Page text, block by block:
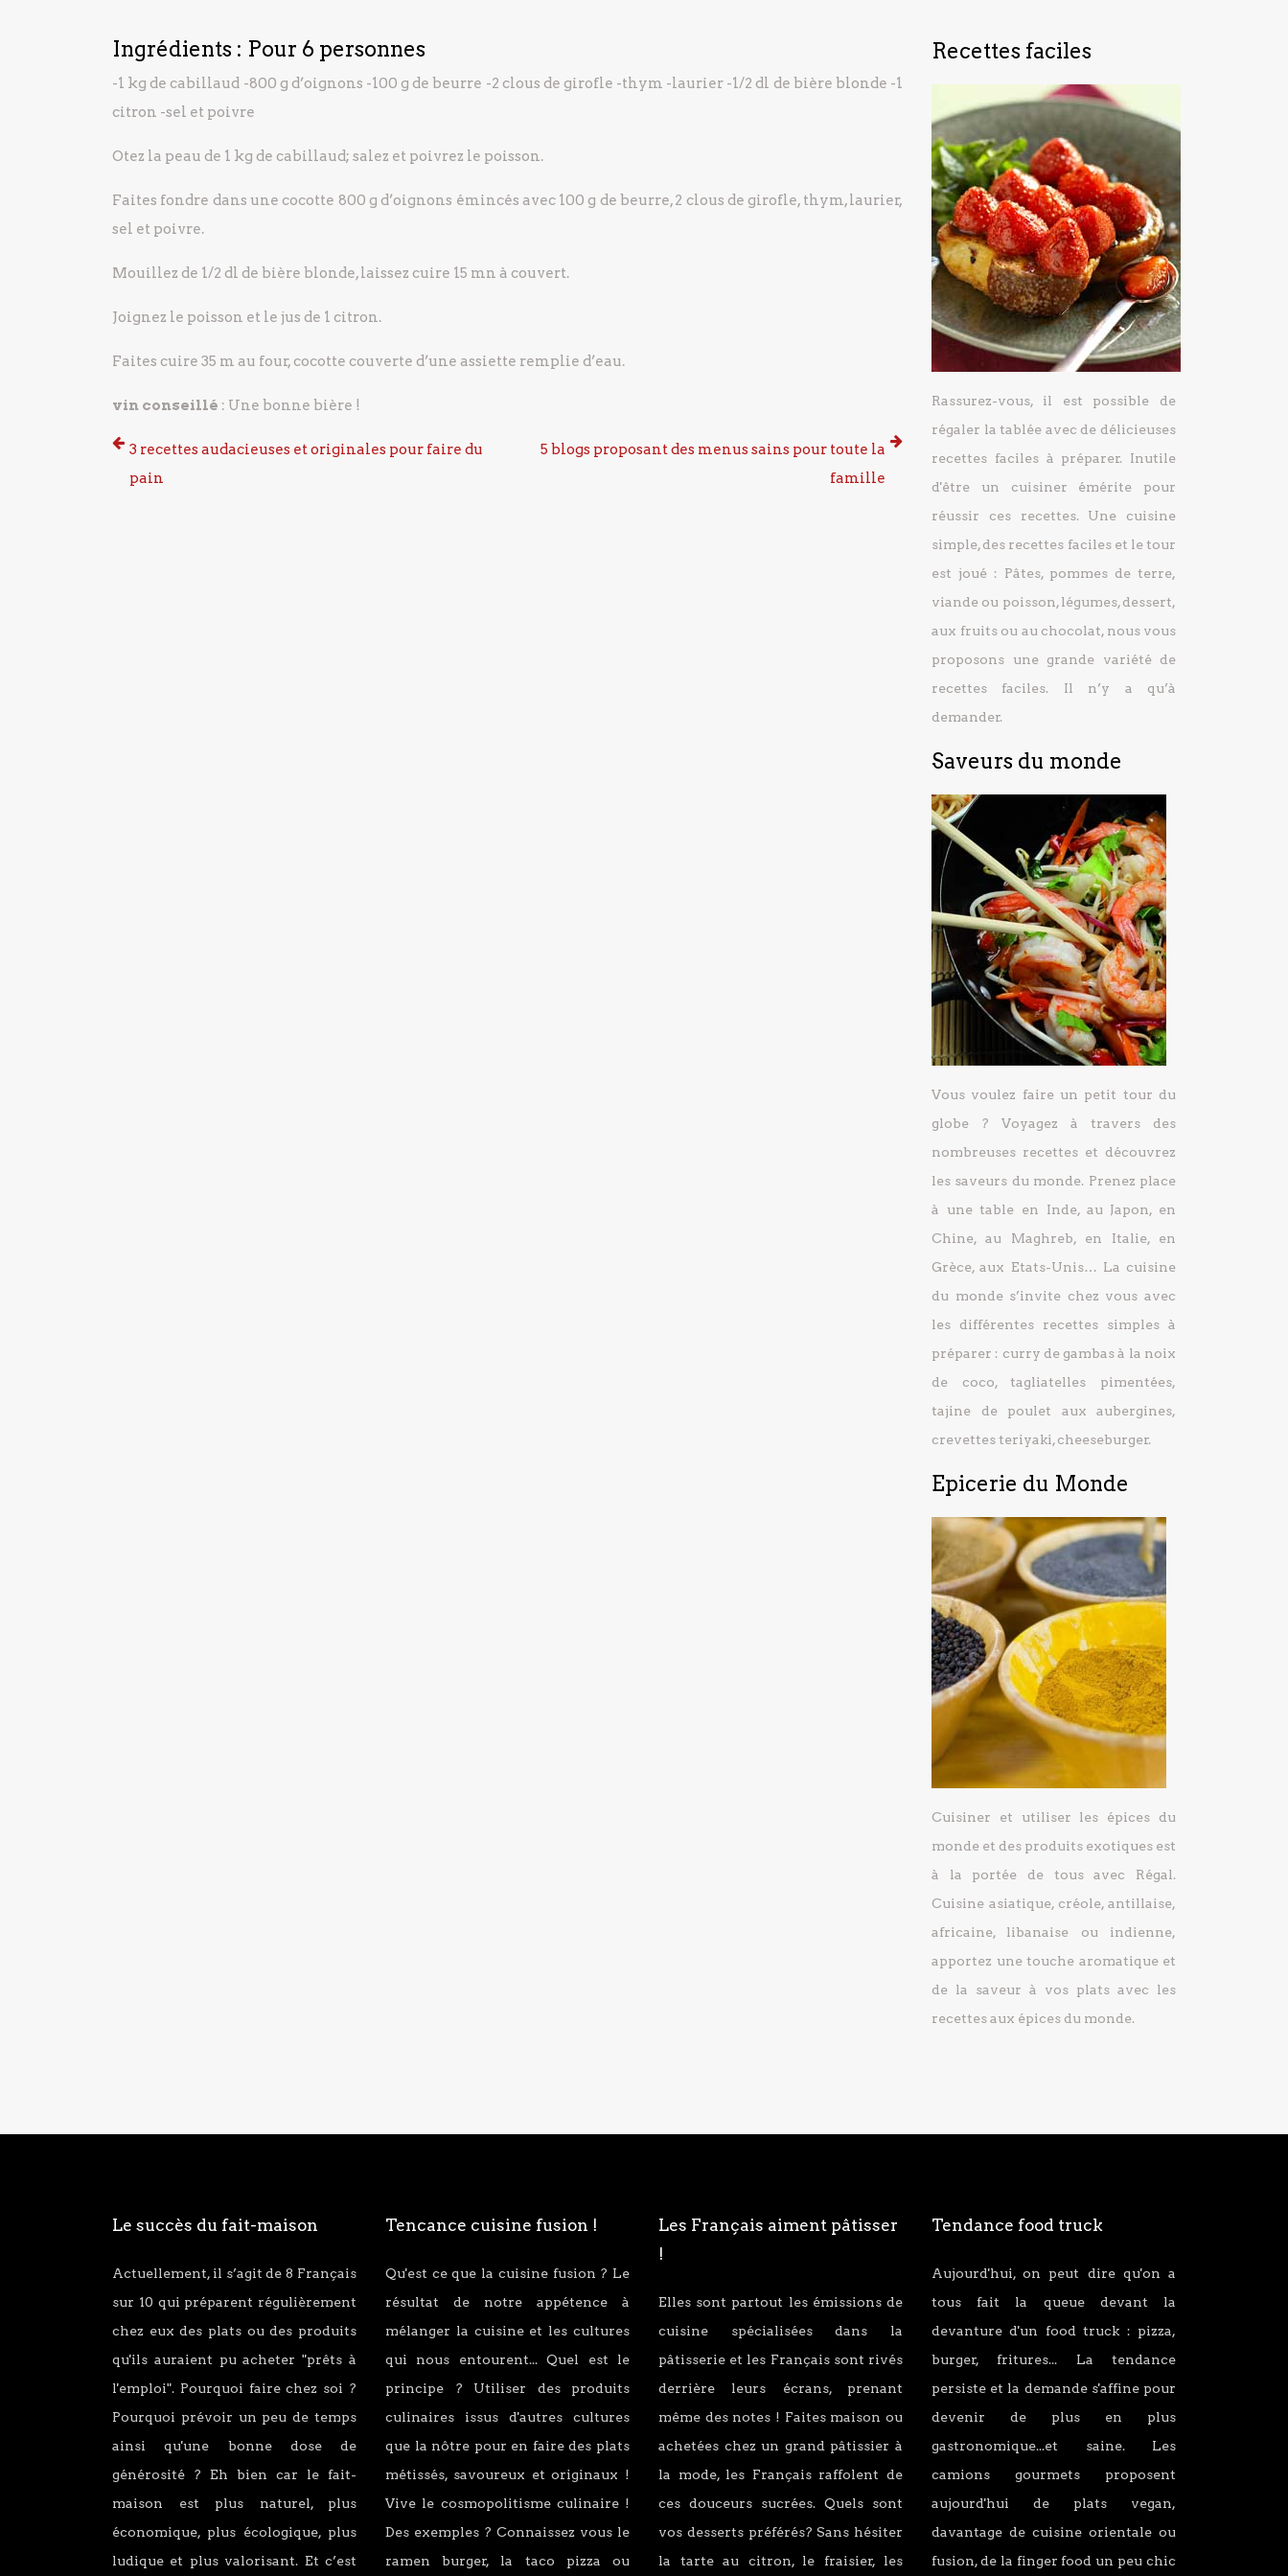
Ingrédients : Pour 6 personnes
-1 kg de cabillaud -800 g d’oignons -100 g de beurre -2 clous de girofle -thym -laurier -1/2 dl de bière blonde -1
citron -sel et poivre
Otez la peau de 1 kg de cabillaud; salez et poivrez le poisson.
Faites fondre dans une cocotte 800 g d’oignons émincés avec 100 g de beurre, 2 clous de girofle, thym, laurier,
sel et poivre.
Mouillez de 1/2 dl de bière blonde, laissez cuire 15 mn à couvert.
Joignez le poisson et le jus de 1 citron.
Faites cuire 35 m au four, cocotte couverte d’une assiette remplie d’eau.
vin conseillé : Une bonne bière !
3 recettes audacieuses et originales pour faire du
pain
5 blogs proposant des menus sains pour toute la
famille
Recettes faciles
Rassurez-vous, il est possible de
régaler la tablée avec de délicieuses
recettes faciles à préparer. Inutile
d'être un cuisiner émérite pour
réussir ces recettes. Une cuisine
simple, des recettes faciles et le tour
est joué : Pâtes, pommes de terre,
viande ou poisson, légumes, dessert,
aux fruits ou au chocolat, nous vous
proposons une grande variété de
recettes faciles. Il n’y a qu’à
demander.
Saveurs du monde
Vous voulez faire un petit tour du
globe ? Voyagez à travers des
nombreuses recettes et découvrez
les saveurs du monde. Prenez place
à une table en Inde, au Japon, en
Chine, au Maghreb, en Italie, en
Grèce, aux Etats-Unis… La cuisine
du monde s’invite chez vous avec
les différentes recettes simples à
préparer : curry de gambas à la noix
de coco, tagliatelles pimentées,
tajine de poulet aux aubergines,
crevettes teriyaki, cheeseburger.
Epicerie du Monde
Cuisiner et utiliser les épices du
monde et des produits exotiques est
à la portée de tous avec Régal.
Cuisine asiatique, créole, antillaise,
africaine, libanaise ou indienne,
apportez une touche aromatique et
de la saveur à vos plats avec les
recettes aux épices du monde.
Le succès du fait-maison
Actuellement, il s’agit de 8 Français
sur 10 qui préparent régulièrement
chez eux des plats ou des produits
qu'ils auraient pu acheter "prêts à
l'emploi". Pourquoi faire chez soi ?
Pourquoi prévoir un peu de temps
ainsi qu'une bonne dose de
générosité ? Eh bien car le fait-
maison est plus naturel, plus
économique, plus écologique, plus
ludique et plus valorisant. Et c’est
Tencance cuisine fusion !
Qu'est ce que la cuisine fusion ? Le
résultat de notre appétence à
mélanger la cuisine et les cultures
qui nous entourent... Quel est le
principe ? Utiliser des produits
culinaires issus d'autres cultures
que la nôtre pour en faire des plats
métissés, savoureux et originaux !
Vive le cosmopolitisme culinaire !
Des exemples ? Connaissez vous le
ramen burger, la taco pizza ou
Les Français aiment pâtisser
!
Elles sont partout les émissions de
cuisine spécialisées dans la
pâtisserie et les Français sont rivés
derrière leurs écrans, prenant
même des notes ! Faites maison ou
achetées chez un grand pâtissier à
la mode, les Français raffolent de
ces douceurs sucrées. Quels sont
vos desserts préférés? Sans hésiter
la tarte au citron, le fraisier, les
Tendance food truck
Aujourd'hui, on peut dire qu'on a
tous fait la queue devant la
devanture d'un food truck : pizza,
burger, fritures... La tendance
persiste et la demande s'affine pour
devenir de plus en plus
gastronomique...et saine. Les
camions gourmets proposent
aujourd'hui de plats vegan,
davantage de cuisine orientale ou
fusion, de la finger food un peu chic